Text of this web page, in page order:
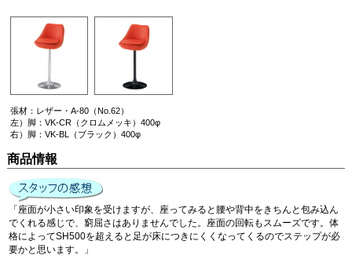
張材：レザー・A-80（No.62）
左）脚：VK-CR（クロムメッキ）400φ
右）脚：VK-BL（ブラック）400φ
商品情報
「座面が小さい印象を受けますが、座ってみると腰や背中をきちんと包み込ん
でくれる感じで、窮屈さはありませんでした。座面の回転もスムーズです。体
格によってSH500を超えると足が床につきにくくなってくるのでステップが必
要かと思います。」